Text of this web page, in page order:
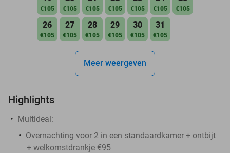
€105 €105 €105 €105 €105 €105 €105
26
€105
27
€105
28
€105
29
€105
30
€105
31
€105
Meer weergeven
Highlights
Multideal:
Overnachting voor 2 in een standaardkamer + ontbijt
+ welkomstdrankje €95